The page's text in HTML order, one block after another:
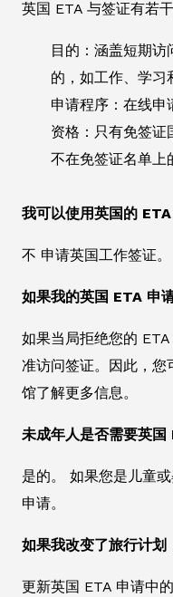
英国 ETA 与签证有若
目的：涵盖短期访
的，如工作、学习
申请程序：在线申
资格：只有免签证
不在免签证名单上
我可以使用英国的
不 申请英国工作签证。
如果我的英国 ETA 申
如果当局拒绝您的
准访问签证。因此，您
馆了解更多信息。
未成年人是否需要英国
是的。 如果您是儿童
申请。
如果我改变了旅行计划
更新英国 ETA 申请中的